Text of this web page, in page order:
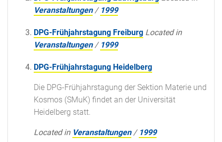
Veranstaltungen / 1999
DPG-Frühjahrstagung Freiburg Located in
Veranstaltungen / 1999
DPG-Frühjahrstagung Heidelberg
Die DPG-Frühjahrstagung der Sektion Materie und
Kosmos (SMuK) findet an der Universität
Heidelberg statt.
Located in Veranstaltungen / 1999